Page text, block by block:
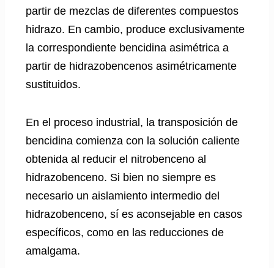
partir de mezclas de diferentes compuestos
hidrazo. En cambio, produce exclusivamente
la correspondiente bencidina asimétrica a
partir de hidrazobencenos asimétricamente
sustituidos.
En el proceso industrial, la transposición de
bencidina comienza con la solución caliente
obtenida al reducir el nitrobenceno al
hidrazobenceno. Si bien no siempre es
necesario un aislamiento intermedio del
hidrazobenceno, sí es aconsejable en casos
específicos, como en las reducciones de
amalgama.